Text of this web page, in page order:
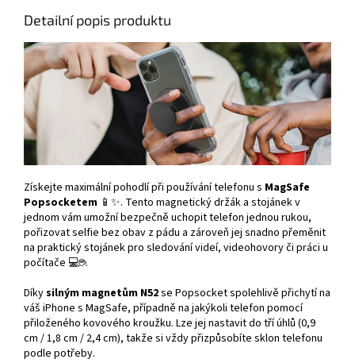
Detailní popis produktu
Získejte maximální pohodlí při používání telefonu s MagSafe
Popsocketem 📱✨. Tento magnetický držák a stojánek v
jednom vám umožní bezpečně uchopit telefon jednou rukou,
pořizovat selfie bez obav z pádu a zároveň jej snadno přeměnit
na praktický stojánek pro sledování videí, videohovory či práci u
počítače 💻☕.
Díkysilným magnetům N52se Popsocket spolehlivě přichytí na
váš iPhone s MagSafe, případně na jakýkoli telefon pomocí
přiloženého kovového kroužku. Lze jej nastavit do tří úhlů (0,9
cm / 1,8 cm / 2,4 cm), takže si vždy přizpůsobíte sklon telefonu
podle potřeby.